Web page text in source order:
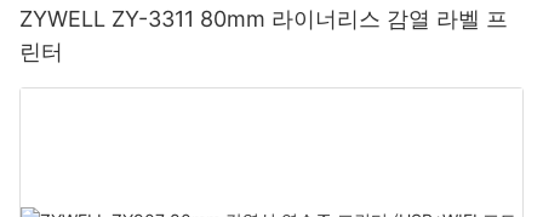
ZYWELL ZY-3311 80mm 라이너리스 감열 라벨 프
린터